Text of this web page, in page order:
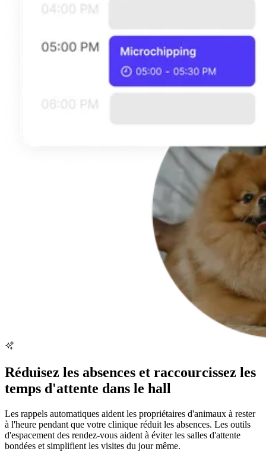
Réduisez les absences et raccourcissez les
temps d'attente dans le hall
Les rappels automatiques aident les propriétaires d'animaux à rester
à l'heure pendant que votre clinique réduit les absences. Les outils
d'espacement des rendez-vous aident à éviter les salles d'attente
bondées et simplifient les visites du jour même.